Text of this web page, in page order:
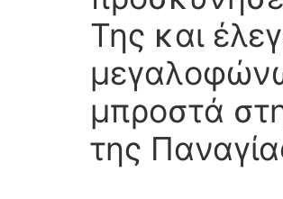
Της και
μπροστά
της